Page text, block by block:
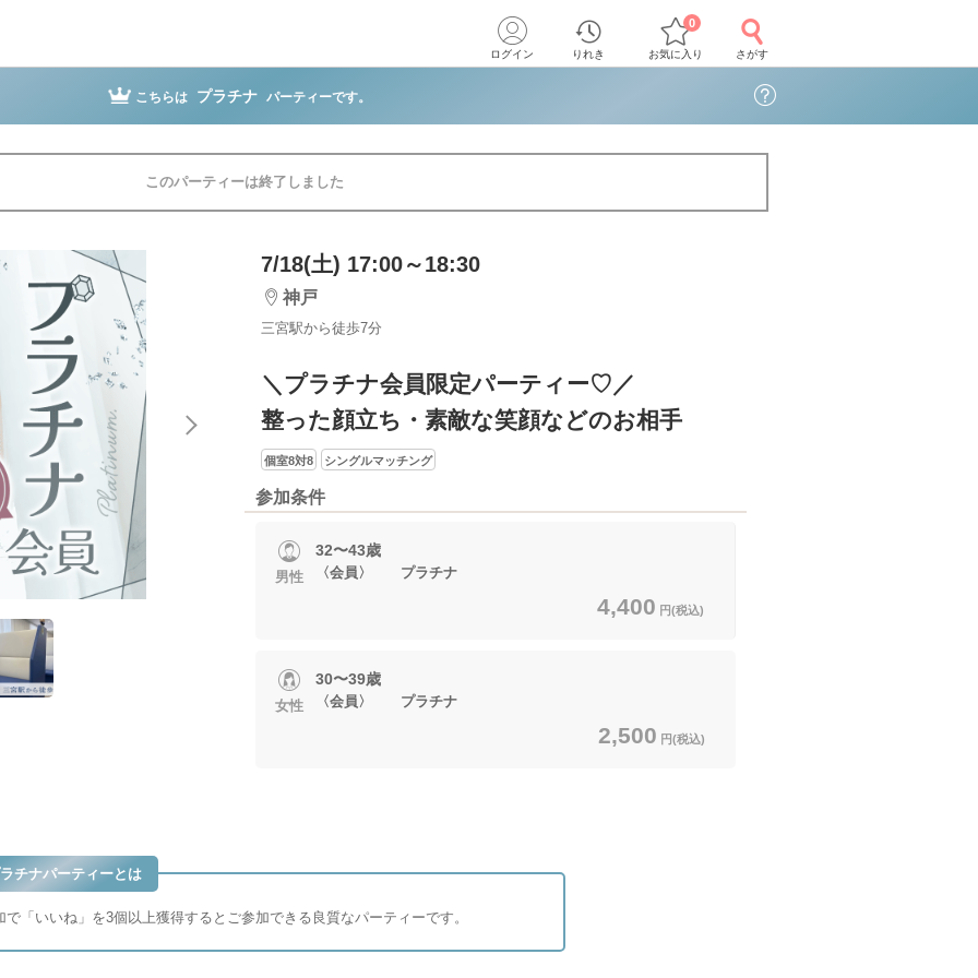
ログイン りれき お気に入り
0
さがす
こちらは プラチナ パーティーです。
このパーティーは終了しました
7/18(土) 17:00～18:30
神戸
三宮駅から徒歩7分
＼プラチナ会員限定パーティー♡／
整った顔立ち・素敵な笑顔などのお相手
個室8対8 シングルマッチング
参加条件
男性
32〜43歳
〈会員〉 プラチナ
4,400 円(税込)
女性
30〜39歳
〈会員〉 プラチナ
2,500 円(税込)
チナパーティーとは
で「いいね」を3個以上獲得するとご参加できる良質なパーティーです。